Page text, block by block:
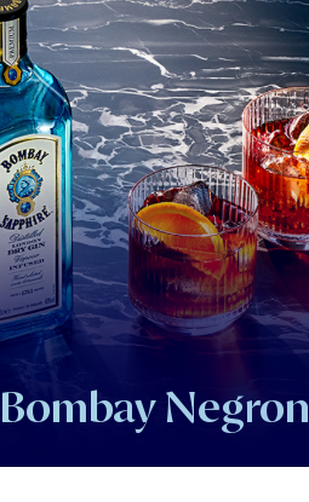
Bombay